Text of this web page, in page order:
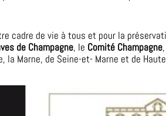
cadre de vie à tous et pour la
de Champagne, le Comité Champagne
la Marne, de Seine-et- Marne et de